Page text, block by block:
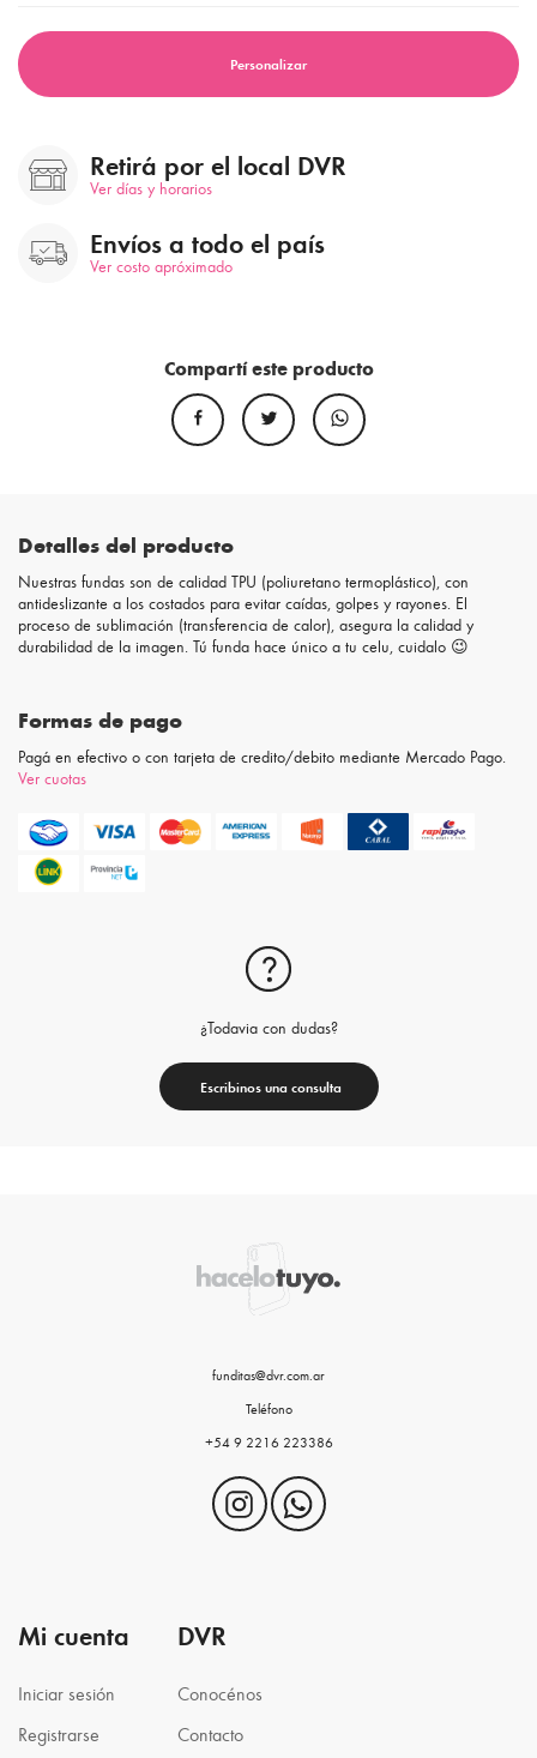
Personalizar
Retirá por el local DVR
Ver días y horarios
Envíos a todo el país
Ver costo apróximado
Compartí este producto
Detalles del producto
Nuestras fundas son de calidad TPU (poliuretano termoplástico), con
antideslizante a los costados para evitar caídas, golpes y rayones. El
proceso de sublimación (transferencia de calor), asegura la calidad y
durabilidad de la imagen. Tú funda hace único a tu celu, cuidalo 😉
Formas de pago
Pagá en efectivo o con tarjeta de credito/debito mediante Mercado Pago.
Ver cuotas
¿Todavia con dudas?
Escribinos una consulta
funditas@dvr.com.ar
Teléfono
+54 9 2216 223386
Mi cuenta
Iniciar sesión
Registrarse
DVR
Conocénos
Contacto